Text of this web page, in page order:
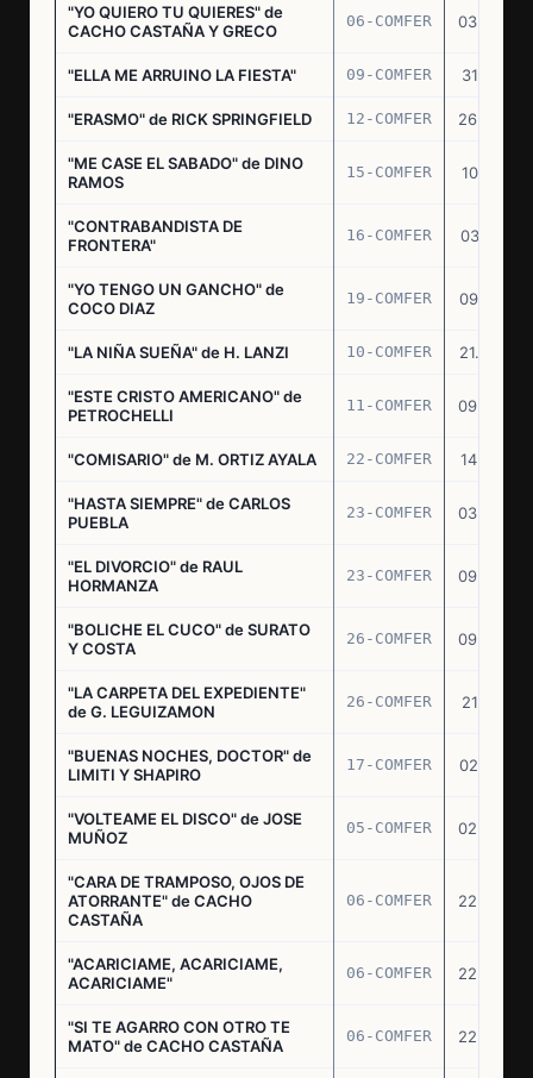
"YO QUIERO TU QUIERES" de
CACHO CASTAÑA Y GRECO
06-COMFER 03.05.74
"ELLA ME ARRUINO LA FIESTA" 09-COMFER 31.07.74
"ERASMO" de RICK SPRINGFIELD 12-COMFER 26.09.74
"ME CASE EL SABADO" de DINO
RAMOS
15-COMFER 10.10.74
"CONTRABANDISTA DE
FRONTERA"
16-COMFER 03.12.74
"YO TENGO UN GANCHO" de
COCO DIAZ
19-COMFER 09.01.75
"LA NIÑA SUEÑA" de H. LANZI 10-COMFER 21.03.75
"ESTE CRISTO AMERICANO" de
PETROCHELLI
11-COMFER 09.04.75
"COMISARIO" de M. ORTIZ AYALA 22-COMFER 14.07.75
"HASTA SIEMPRE" de CARLOS
PUEBLA
23-COMFER 03.09.75
"EL DIVORCIO" de RAUL
HORMANZA
23-COMFER 09.09.75
"BOLICHE EL CUCO" de SURATO
Y COSTA
26-COMFER 09.09.75
"LA CARPETA DEL EXPEDIENTE"
de G. LEGUIZAMON
26-COMFER 21.10.75
"BUENAS NOCHES, DOCTOR" de
LIMITI Y SHAPIRO
17-COMFER 02.01.76
"VOLTEAME EL DISCO" de JOSE
MUÑOZ
05-COMFER 02.02.76
"CARA DE TRAMPOSO, OJOS DE
ATORRANTE" de CACHO
CASTAÑA
06-COMFER 22.04.76
"ACARICIAME, ACARICIAME,
ACARICIAME"
06-COMFER 22.04.76
"SI TE AGARRO CON OTRO TE
MATO" de CACHO CASTAÑA
06-COMFER 22.04.76